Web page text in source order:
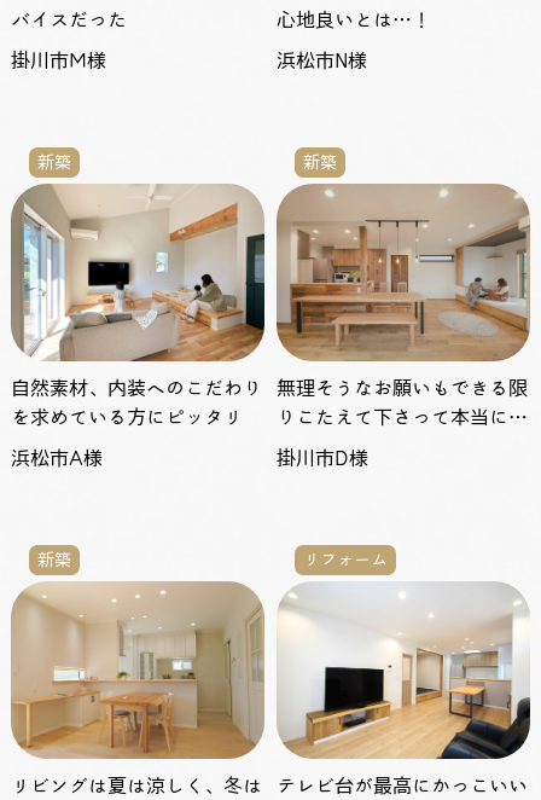
バイスだった
掛川市M様
心地良いとは…！
浜松市N様
新築
自然素材、内装へのこだわり
を求めている方にピッタリ
浜松市A様
新築
無理そうなお願いもできる限
りこたえて下さって本当に感
謝！
掛川市D様
新築
リビングは夏は涼しく、冬は
リフォーム
テレビ台が最高にかっこいい